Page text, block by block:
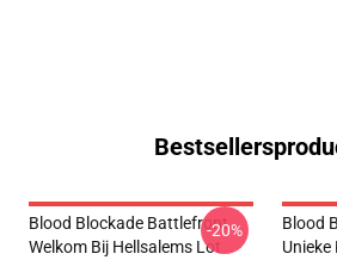
Blood Blockade Battlefront
Welkom Bij Hellsalems Lot
-20%
Blood